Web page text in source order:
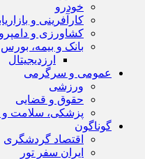
خودرو
کارآفرینی و
کشاورزی و
بانک و بیمه،
ارزدیجیتال
عمومی و سرگرمی
ورزشی
حقوق و قضایی
پزشکی، سلامت و
گوناگون
اقتصاد گردشگری
ایران سفر تور